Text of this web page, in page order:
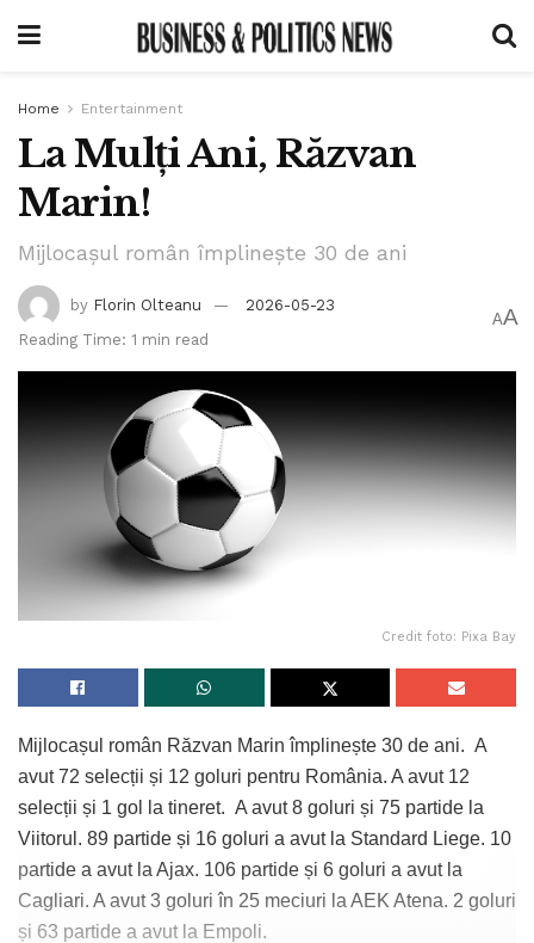
Home Entertainment
La Mulți Ani, Răzvan
Marin!
Mijlocașul român împlinește 30 de ani
by Florin Olteanu
2026-05-23
Reading Time: 1 min read
AA
Credit foto: Pixa Bay
Mijlocașul român Răzvan Marin împlinește 30 de ani. A
avut 72 selecții și 12 goluri pentru România. A avut 12
selecții și 1 gol la tineret. A avut 8 goluri și 75 partide la
Viitorul. 89 partide și 16 goluri a avut la Standard Liege. 10
partide a avut la Ajax. 106 partide și 6 goluri a avut la
Cagliari. A avut 3 goluri în 25 meciuri la AEK Atena. 2 goluri
și 63 partide a avut la Empoli.